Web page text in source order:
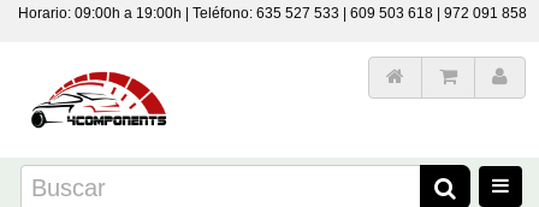
Horario: 09:00h a 19:00h | Teléfono: 635 527 533 | 609 503 618 | 972 091 858